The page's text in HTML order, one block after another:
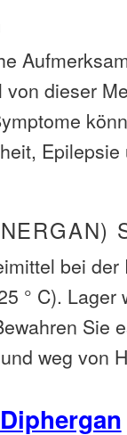
dieser
bei
° C). Lager
Sie
weg von